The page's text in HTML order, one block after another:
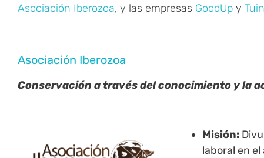
Asociación Iberozoa, y las empresas GoodUp y
Asociación Iberozoa
Conservación a través del conocimiento y la
Misión:
laboral en